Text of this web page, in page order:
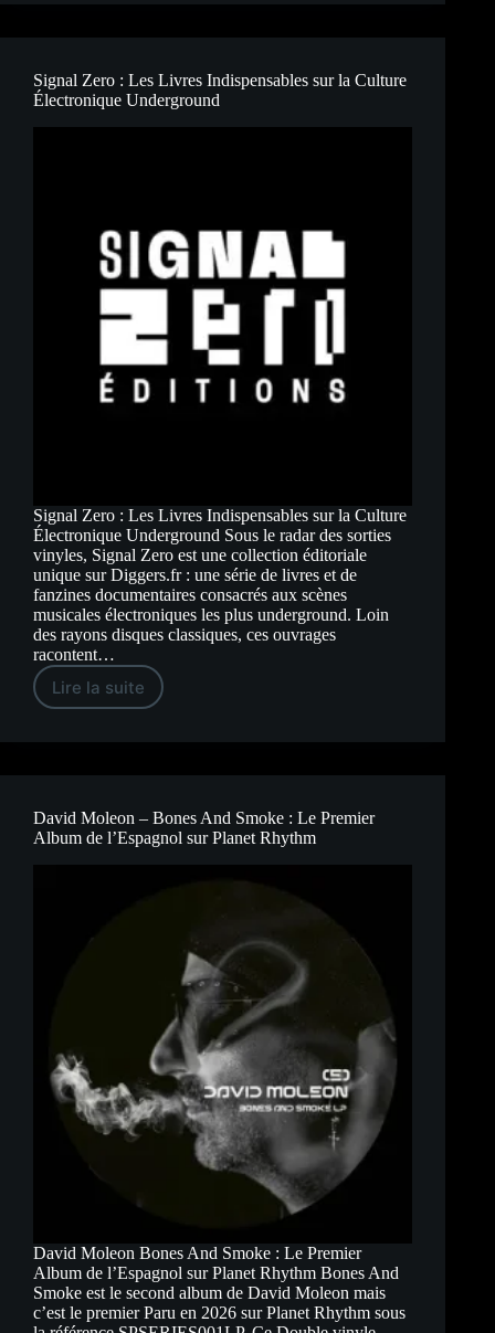
Techno
Bas
Mooy
Passé
au
Signal Zero : Les Livres Indispensables sur la Culture
Électronique Underground
Signal Zero : Les Livres Indispensables sur la Culture
Électronique Underground Sous le radar des sorties
vinyles, Signal Zero est une collection éditoriale
unique sur Diggers.fr : une série de livres et de
fanzines documentaires consacrés aux scènes
musicales électroniques les plus underground. Loin
des rayons disques classiques, ces ouvrages
racontent…
Lire la suite
Signal
Zero
Indispensables
la
Culture
Électronique
David Moleon – Bones And Smoke : Le Premier
Album de l’Espagnol sur Planet Rhythm
David Moleon Bones And Smoke : Le Premier
Album de l’Espagnol sur Planet Rhythm Bones And
Smoke est le second album de David Moleon mais
c’est le premier Paru en 2026 sur Planet Rhythm sous